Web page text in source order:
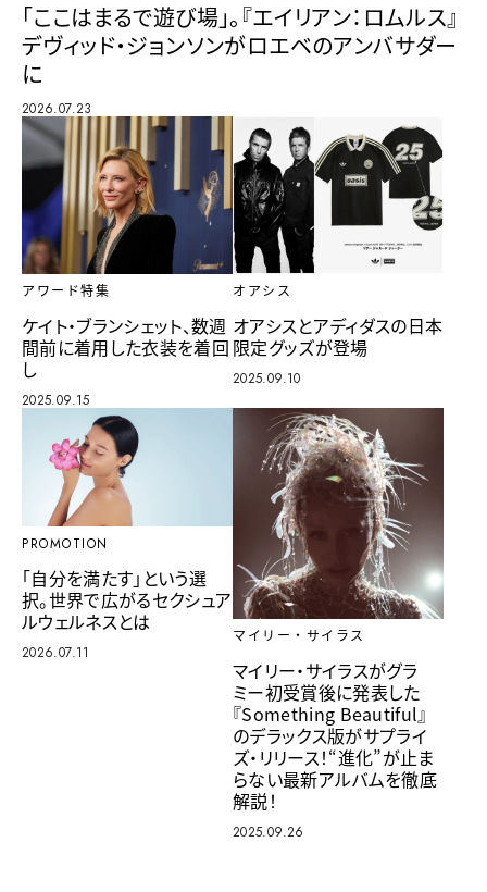
「ここはまるで遊び場」。『エイリアン：ロムルス』
デヴィッド・ジョンソンがロエベのアンバサダー
に
2026.07.23
アワード特集
ケイト・ブランシェット、数週
間前に着用した衣装を着回
し
2025.09.15
オアシス
オアシスとアディダスの日本
限定グッズが登場
2025.09.10
PROMOTION
「自分を満たす」という選
択。世界で広がるセクシュア
ルウェルネスとは
2026.07.11
マイリー・サイラス
マイリー・サイラスがグラ
ミー初受賞後に発表した
『Something Beautiful』
のデラックス版がサプライ
ズ・リリース！“進化”が止ま
らない最新アルバムを徹底
解説！
2025.09.26